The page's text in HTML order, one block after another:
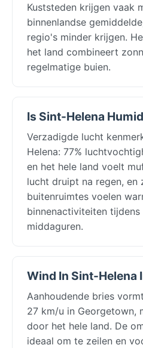
Kuststeden krijgen vaak
binnenlandse
regio's minder krijgen.
het land combineert
regelmatige buien.
Is Sint-Helena
Verzadigde lucht
Helena: 77%
en het hele land voelt
lucht druipt na regen, en
buitenruimtes voelen
binnenactiviteiten
middaguren.
Wind In Sint-Helena
Aanhoudende bries
27 km/u in Georgetown,
door het hele land. De
ideaal om te zeilen en